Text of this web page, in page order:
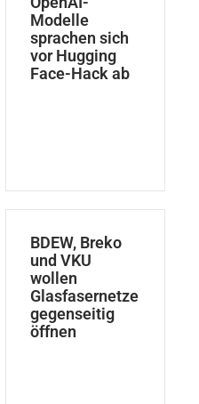
Modelle
sprachen sich
vor Hugging
Face-Hack ab
BDEW, Breko
und VKU
wollen
Glasfasernetze
gegenseitig
öffnen